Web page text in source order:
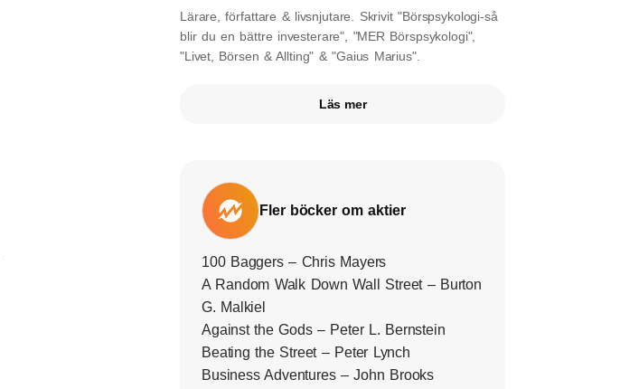
Lärare, författare & livsnjutare. Skrivit "Börspsykologi-så
blir du en bättre investerare", "MER Börspsykologi",
"Livet, Börsen & Allting" & "Gaius Marius".
Läs mer
Fler böcker om aktier
100 Baggers – Chris Mayers
A Random Walk Down Wall Street – Burton
G. Malkiel
Against the Gods – Peter L. Bernstein
Beating the Street – Peter Lynch
Business Adventures – John Brooks